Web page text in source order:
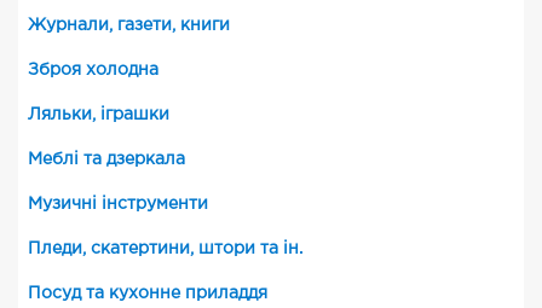
Журнали, газети, книги
Зброя холодна
Ляльки, іграшки
Меблі та дзеркала
Музичні інструменти
Пледи, скатертини, штори та ін.
Посуд та кухонне приладдя